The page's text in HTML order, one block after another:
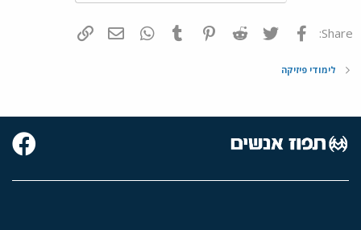
Share: פייסבוק Twitter
Reddit
Pinterest
Tumblr
WhatsAppדואר אלקטרוני
לימודי פיזיקה